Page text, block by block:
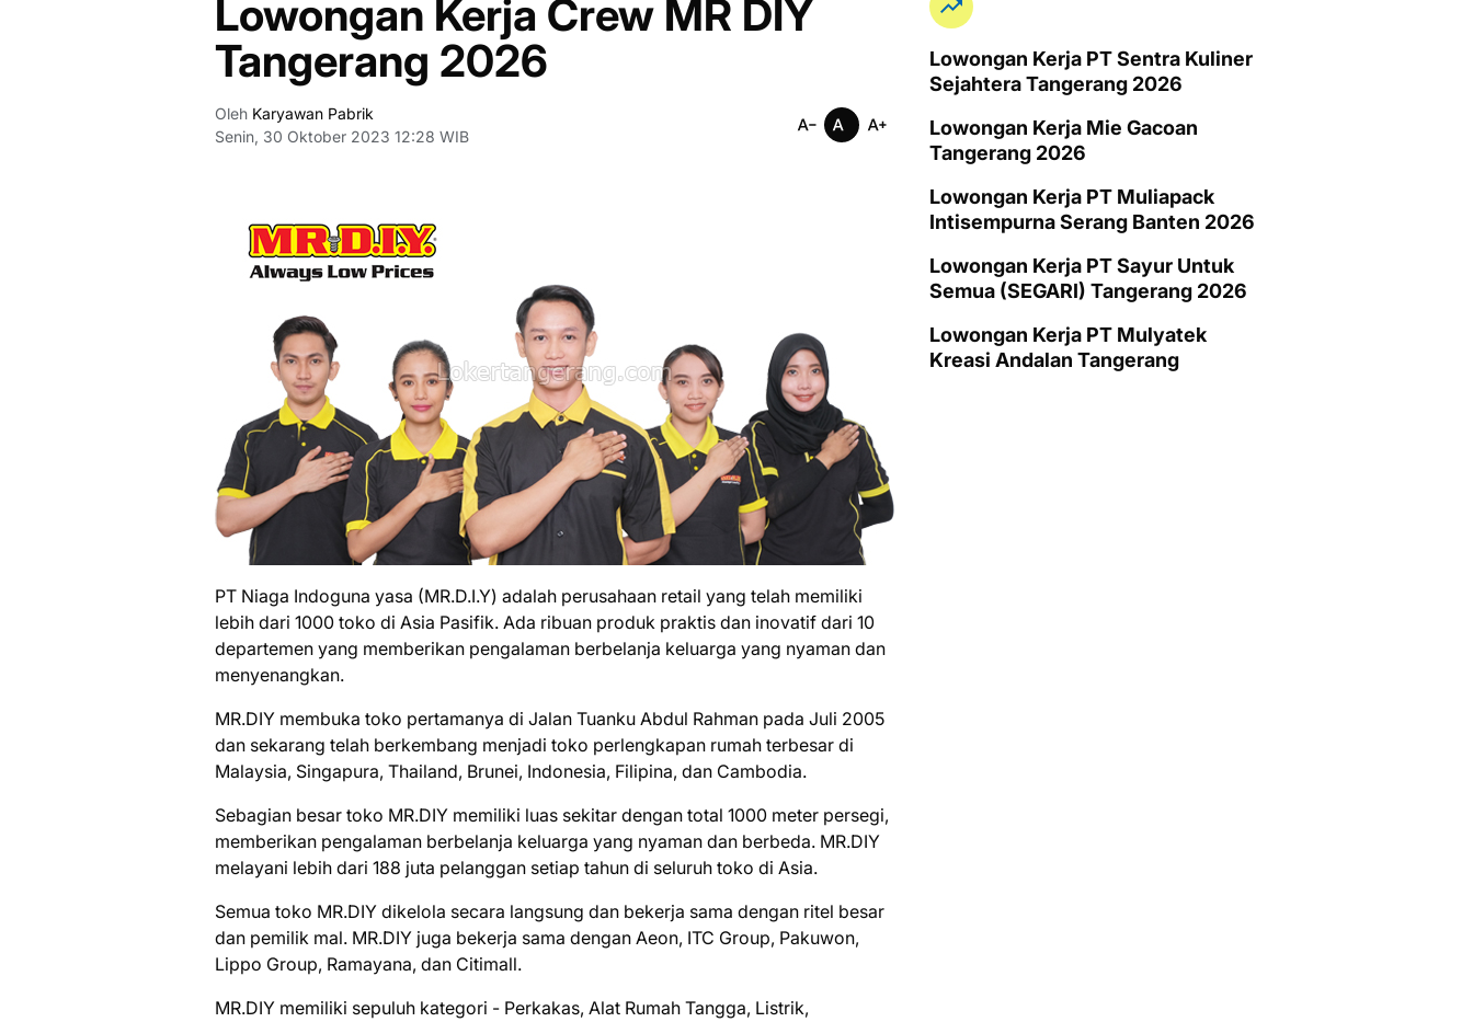
Lowongan Kerja Crew MR DIY
Tangerang 2026
Oleh Karyawan Pabrik
Senin, 30 Oktober 2023 12:28 WIB
PT Niaga Indoguna yasa (MR.D.I.Y) adalah perusahaan retail yang telah memiliki
lebih dari 1000 toko di Asia Pasifik. Ada ribuan produk praktis dan inovatif dari 10
departemen yang memberikan pengalaman berbelanja keluarga yang nyaman dan
menyenangkan.
MR.DIY membuka toko pertamanya di Jalan Tuanku Abdul Rahman pada Juli 2005
dan sekarang telah berkembang menjadi toko perlengkapan rumah terbesar di
Malaysia, Singapura, Thailand, Brunei, Indonesia, Filipina, dan Cambodia.
Sebagian besar toko MR.DIY memiliki luas sekitar dengan total 1000 meter persegi,
memberikan pengalaman berbelanja keluarga yang nyaman dan berbeda. MR.DIY
melayani lebih dari 188 juta pelanggan setiap tahun di seluruh toko di Asia.
Semua toko MR.DIY dikelola secara langsung dan bekerja sama dengan ritel besar
dan pemilik mal. MR.DIY juga bekerja sama dengan Aeon, ITC Group, Pakuwon,
Lippo Group, Ramayana, dan Citimall.
MR.DIY memiliki sepuluh kategori - Perkakas, Alat Rumah Tangga, Listrik,
Lowongan Kerja PT Sentra Kuliner
Sejahtera Tangerang 2026
Lowongan Kerja Mie Gacoan
Tangerang 2026
Lowongan Kerja PT Muliapack
Intisempurna Serang Banten 2026
Lowongan Kerja PT Sayur Untuk
Semua (SEGARI) Tangerang 2026
Lowongan Kerja PT Mulyatek
Kreasi Andalan Tangerang